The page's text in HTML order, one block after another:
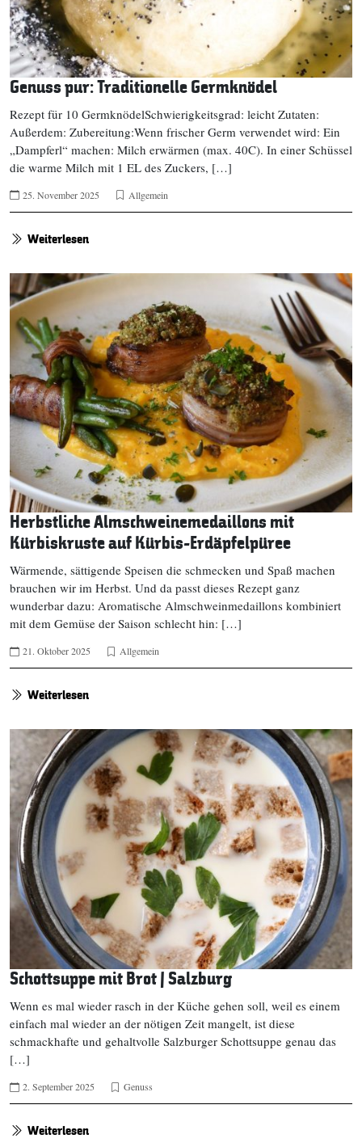
Genuss pur: Traditionelle Germknödel
Rezept für 10 GermknödelSchwierigkeitsgrad: leicht Zutaten:
Außerdem: Zubereitung:Wenn frischer Germ verwendet wird: Ein
„Dampferl“ machen: Milch erwärmen (max. 40C). In einer Schüssel
die warme Milch mit 1 EL des Zuckers, […]
25. November 2025 Allgemein
Weiterlesen
Herbstliche Almschweinemedaillons mit
Kürbiskruste auf Kürbis-Erdäpfelpüree
Wärmende, sättigende Speisen die schmecken und Spaß machen
brauchen wir im Herbst. Und da passt dieses Rezept ganz
wunderbar dazu: Aromatische Almschweinmedaillons kombiniert
mit dem Gemüse der Saison schlecht hin: […]
21. Oktober 2025 Allgemein
Weiterlesen
Schottsuppe mit Brot | Salzburg
Wenn es mal wieder rasch in der Küche gehen soll, weil es einem
einfach mal wieder an der nötigen Zeit mangelt, ist diese
schmackhafte und gehaltvolle Salzburger Schottsuppe genau das
[…]
2. September 2025 Genuss
Weiterlesen